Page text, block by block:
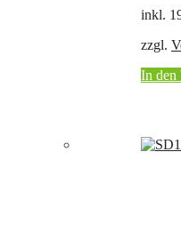
inkl.
zzgl.
In den